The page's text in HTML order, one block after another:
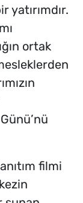
yatırımdır.
ortak
filmi